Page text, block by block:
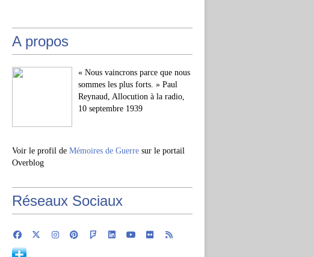
A propos
« Nous vaincrons parce que nous
sommes les plus forts. » Paul
Reynaud, Allocution à la radio,
10 septembre 1939
Voir le profil de Mémoires de Guerre sur le portail
Overblog
Réseaux Sociaux